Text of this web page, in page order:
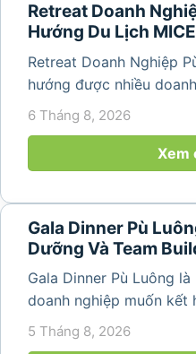
Retreat Doanh
Hướng Du Lịch
Retreat Doanh Nghiệp
hướng được nhiều
năm 2026 khi nhu cầu
họp và gắn kết đội ngũ
mang đến khoảng thời
6 Tháng 8, 2026
Xem
Gala Dinner Pù
Dưỡng Và Team
Gala Dinner Pù Luông
doanh nghiệp muốn kết
nhân viên và xây dựng
5 Tháng 8, 2026